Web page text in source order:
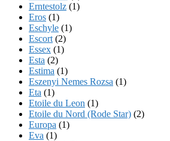
Erntestolz (1)
Eros (1)
Eschyle (1)
Escort (2)
Essex (1)
Esta (2)
Estima (1)
Eszenyi Nemes Rozsa (1)
Eta (1)
Etoile du Leon (1)
Etoile du Nord (Rode Star) (2)
Europa (1)
Eva (1)